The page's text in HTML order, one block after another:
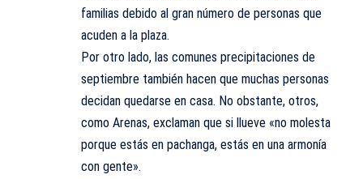
familias debido al gran número de personas que
acuden a la plaza.
Por otro lado, las comunes precipitaciones de
septiembre también hacen que muchas personas
decidan quedarse en casa. No obstante, otros,
como Arenas, exclaman que si llueve «no molesta
porque estás en pachanga, estás en una armonía
con gente».